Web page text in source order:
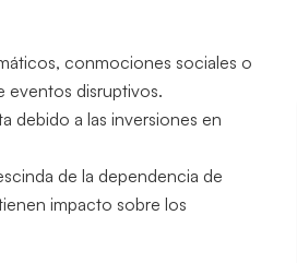
conmociones sociales o
eventos disruptivos.
debido a las inversiones en
de la dependencia de
impacto sobre los